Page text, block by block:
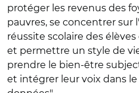
protéger les revenus des
pauvres, se concentrer sur
réussite scolaire des
et permettre un style de
prendre le bien-être
et intégrer leur voix dans